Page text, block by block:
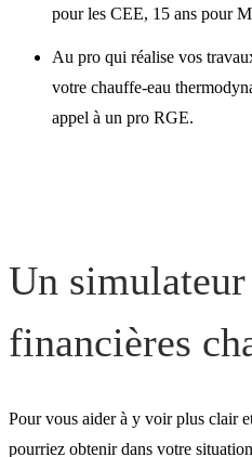
pour les CEE, 15 ans pour
Au pro qui réalise vos
votre chauffe-eau
appel à un pro RGE.
Un simulateur
financières
Pour vous aider à y voir plus clair
pourriez obtenir dans votre